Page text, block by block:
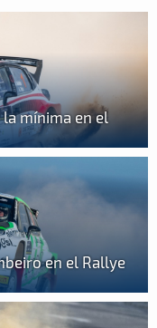
mínima en el
en el Rallye